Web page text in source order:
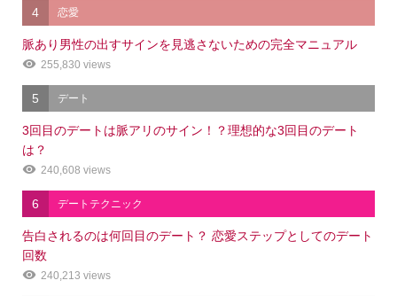
4 恋愛
脈あり男性の出すサインを見逃さないための完全マニュアル
255,830 views
5 デート
3回目のデートは脈アリのサイン！？理想的な3回目のデート
は？
240,608 views
6 デートテクニック
告白されるのは何回目のデート？ 恋愛ステップとしてのデート
回数
240,213 views